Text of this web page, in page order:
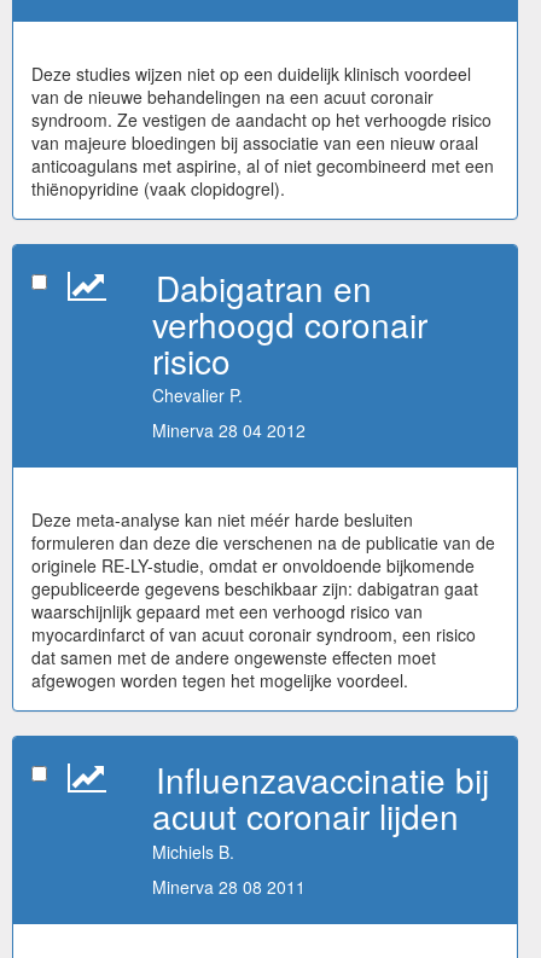
Deze studies wijzen niet op een duidelijk klinisch voordeel
van de nieuwe behandelingen na een acuut coronair
syndroom. Ze vestigen de aandacht op het verhoogde risico
van majeure bloedingen bij associatie van een nieuw oraal
anticoagulans met aspirine, al of niet gecombineerd met een
thiënopyridine (vaak clopidogrel).
Dabigatran en
verhoogd coronair
risico
Chevalier P.
Minerva 28 04 2012
Deze meta-analyse kan niet méér harde besluiten
formuleren dan deze die verschenen na de publicatie van de
originele RE-LY-studie, omdat er onvoldoende bijkomende
gepubliceerde gegevens beschikbaar zijn: dabigatran gaat
waarschijnlijk gepaard met een verhoogd risico van
myocardinfarct of van acuut coronair syndroom, een risico
dat samen met de andere ongewenste effecten moet
afgewogen worden tegen het mogelijke voordeel.
Influenzavaccinatie bij
acuut coronair lijden
Michiels B.
Minerva 28 08 2011